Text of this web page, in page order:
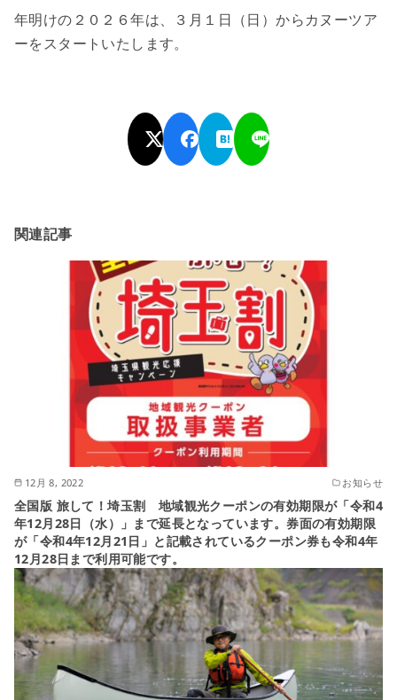
年明けの２０２６年は、３月１日（日）からカヌーツア
ーをスタートいたします。
関連記事
12月 8, 2022 お知らせ
全国版 旅して！埼玉割 地域観光クーポンの有効期限が「令和4
年12月28日（水）」まで延長となっています。券面の有効期限
が「令和4年12月21日」と記載されているクーポン券も令和4年
12月28日まで利用可能です。